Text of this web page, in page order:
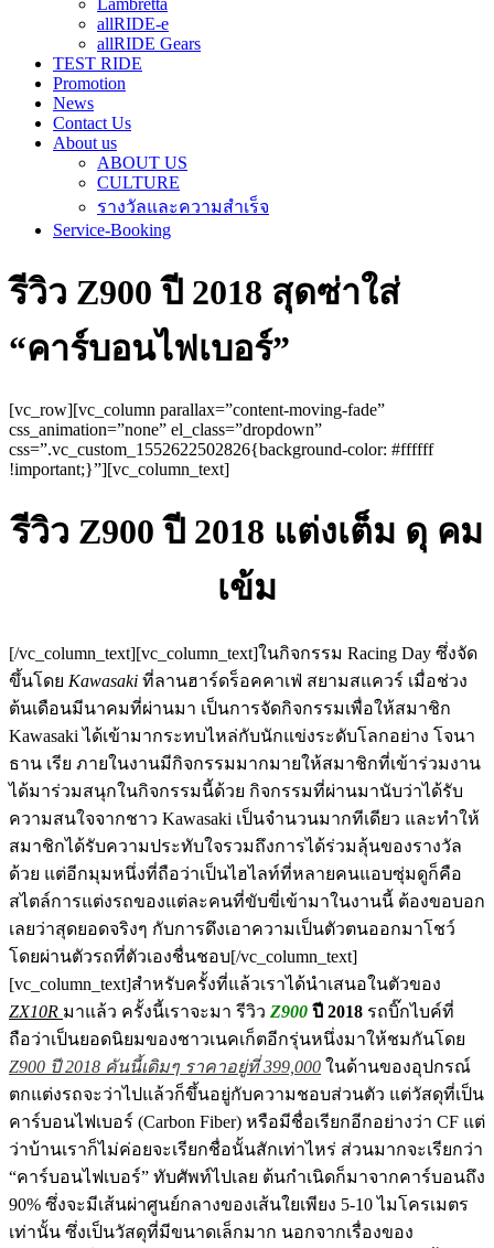
Lambretta
allRIDE-e
allRIDE Gears
TEST RIDE
Promotion
News
Contact Us
About us
ABOUT US
CULTURE
รางวัลและความสำเร็จ
Service-Booking
รีวิว Z900 ปี 2018 สุดซ่าใส่
“คาร์บอนไฟเบอร์”
[vc_row][vc_column parallax=”content-moving-fade”
css_animation=”none” el_class=”dropdown”
css=”.vc_custom_1552622502826{background-color: #ffffff
!important;}”][vc_column_text]
รีวิว Z900 ปี 2018 แต่งเต็ม ดุ คม
เข้ม
[/vc_column_text][vc_column_text]ในกิจกรรม Racing Day ซึ่งจัด
ขึ้นโดย Kawasaki ที่ลานฮาร์ดร็อคคาเฟ่ สยามสแควร์ เมื่อช่วง
ต้นเดือนมีนาคมที่ผ่านมา เป็นการจัดกิจกรรมเพื่อให้สมาชิก
Kawasaki ได้เข้ามากระทบไหล่กับนักแข่งระดับโลกอย่าง โจนา
ธาน เรีย ภายในงานมีกิจกรรมมากมายให้สมาชิกที่เข้าร่วมงาน
ได้มาร่วมสนุกในกิจกรรมนี้ด้วย กิจกรรมที่ผ่านมานับว่าได้รับ
ความสนใจจากชาว Kawasaki เป็นจำนวนมากทีเดียว และทำให้
สมาชิกได้รับความประทับใจรวมถึงการได้ร่วมลุ้นของรางวัล
ด้วย แต่อีกมุมหนึ่งที่ถือว่าเป็นไฮไลท์ที่หลายคนแอบซุ่มดูก็คือ
สไตล์การแต่งรถของแต่ละคนที่ขับขี่เข้ามาในงานนี้ ต้องขอบอก
เลยว่าสุดยอดจริงๆ กับการดึงเอาความเป็นตัวตนออกมาโชว์
โดยผ่านตัวรถที่ตัวเองชื่นชอบ[/vc_column_text]
[vc_column_text]สำหรับครั้งที่แล้วเราได้นำเสนอในตัวของ
ZX10R มาแล้ว ครั้งนี้เราจะมา รีวิว Z900 ปี 2018 รถบิ๊กไบค์ที่
ถือว่าเป็นยอดนิยมของชาวเนคเก็ตอีกรุ่นหนึ่งมาให้ชมกันโดย
Z900 ปี 2018 คันนี้เดิมๆ ราคาอยู่ที่ 399,000 ในด้านของอุปกรณ์
ตกแต่งรถจะว่าไปแล้วก็ขึ้นอยู่กับความชอบส่วนตัว แต่วัสดุที่เป็น
คาร์บอนไฟเบอร์ (Carbon Fiber) หรือมีชื่อเรียกอีกอย่างว่า CF แต่
ว่าบ้านเราก็ไม่ค่อยจะเรียกชื่อนั้นสักเท่าไหร่ ส่วนมากจะเรียกว่า
“คาร์บอนไฟเบอร์” ทับศัพท์ไปเลย ต้นกำเนิดก็มาจากคาร์บอนถึง
90% ซึ่งจะมีเส้นผ่าศูนย์กลางของเส้นใยเพียง 5-10 ไมโครเมตร
เท่านั้น ซึ่งเป็นวัสดุที่มีขนาดเล็กมาก นอกจากเรื่องของ